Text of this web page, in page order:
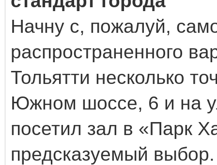
Начну с, пожалуй,
распространенного
Тольятти несколько
Южном шоссе, 6 и на
посетил зал в «Парк
предсказуемый